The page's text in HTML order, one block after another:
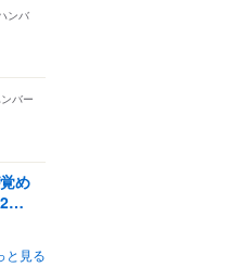
ンバ
バー
め
と見る